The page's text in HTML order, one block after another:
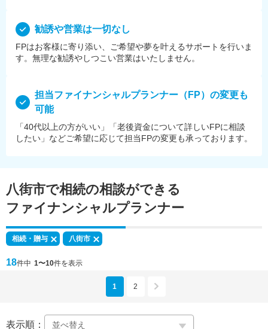
勧誘や営業は⼀切なし
FPはお客様に寄り添い、ご希望や夢を叶えるサポートを⾏いま
す。無理な勧誘やしつこい営業はいたしません。
担当ファイナンシャルプランナー（FP）の変更も
可能
「40代以上の方がいい」「老後資金について詳しいFPに相談
したい」などご希望に応じて担当FPの変更も承っております。
八街市で相続の相談ができる
ファイナンシャルプランナー
相続・贈与 八街市
18件中 1〜10件を表示
1 2
表示順：